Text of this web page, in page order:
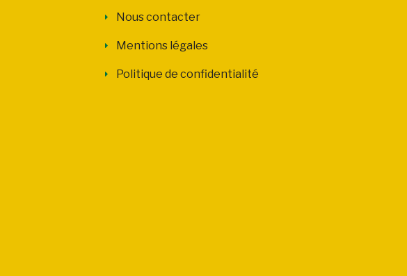
Nous contacter
Mentions légales
Politique de confidentialité